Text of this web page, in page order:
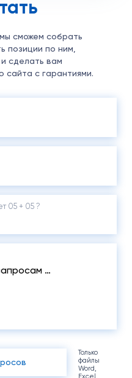
сможем собрать
позиции по ним,
сделать вам
сайта с гарантиями.
05 + 05 ?
Только
файлы
Word,